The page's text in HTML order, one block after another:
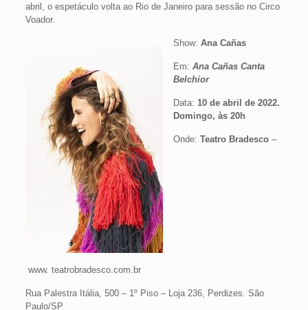
abril, o espetáculo volta ao Rio de Janeiro para sessão no Circo
Voador.
Show: Ana Cañas
Em: Ana Cañas Canta
Belchior
Data: 10 de abril de 2022.
Domingo, às 20h
Onde: Teatro Bradesco–
www. teatrobradesco.com.br
Rua Palestra Itália, 500 – 1º Piso – Loja 236, Perdizes. São
Paulo/SP